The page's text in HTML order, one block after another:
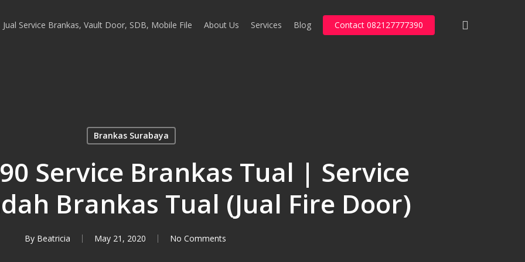
Jual Service Brankas, Vault Door, SDB, Mobile File About Us Services Blog Contact 082127777390
Brankas Surabaya
Service Brankas Tual | Service
Brankas Tual (Jual Fire Door)
By Beatricia May 21, 2020 No Comments